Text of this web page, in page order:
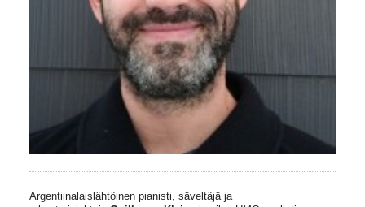
Argentiinalaislähtöinen pianisti, säveltäjä ja